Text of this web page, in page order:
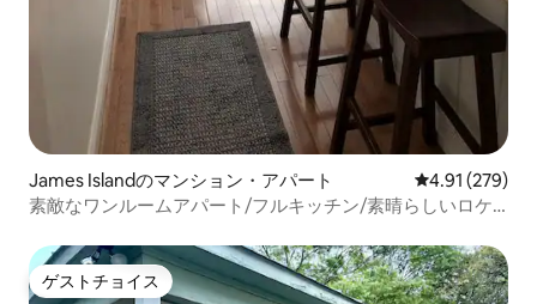
James Islandのマンション・アパート レビュー279
4.91 (279)
素敵なワンルームアパート/フルキッチン/素晴らしいロケ
ゲストチョイス
ゲストチョイス